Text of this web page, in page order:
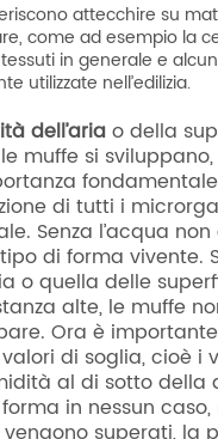
attecchire su
come ad esempio la
in generale e
utilizzate nell’edilizia.
dell’ariao della
muffe si
di tutti i
Senza l’acqua
di forma vivente.
o quella delle
alte, le muffe
Ora è
di soglia, cioè i
al di sotto della
in nessun